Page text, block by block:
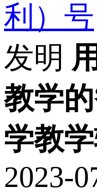
利）号
发明
教学
学教
2023-